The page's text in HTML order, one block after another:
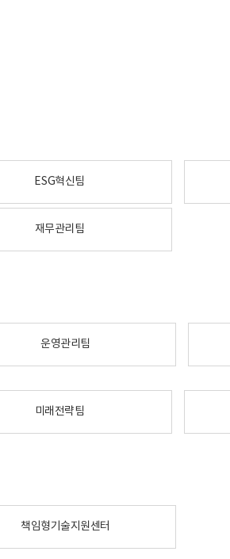
ESG혁신팀
재무관리팀
운영관리팀
미래전략팀
책임형기술지원센터